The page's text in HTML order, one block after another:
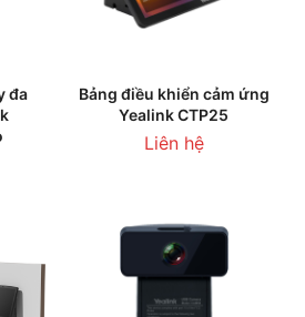
đa
Bảng điều khiển cảm ứng
Yealink CTP25
Liên hệ